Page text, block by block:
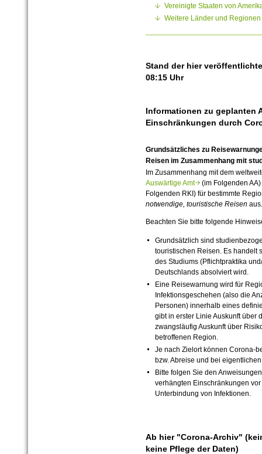
Vereinigte Staaten von
Weitere Länder und Regionen
Stand der hier
08:15 Uhr
Informationen zu geplanten
Einschränkungen durch
Grundsätzliches zu
Reisen im Zusammenhang mit
Im Zusammenhang mit dem
Auswärtige Amt(im Folgenden
Folgenden RKI) für bestimmte
notwendige, touristische Reisen aus.
Beachten Sie bitte folgende
Grundsätzlich sind
touristischen Reisen. Es handelt
des Studiums (Pflichtpraktika
Deutschlands absolviert wird.
Eine Reisewarnung wird für
Infektionsgeschehen (also die
Personen) innerhalb eines
gibt in erster Linie Auskunft über
zwangsläufig Auskunft über
betroffenen Region.
Je nach Zielort können Corona-
bzw. Abreise und bei
Bitte folgen Sie den
verhängten Einschränkungen
Unterbindung von Infektionen.
Ab hier "Corona-Archiv"
keine Pflege der Daten)